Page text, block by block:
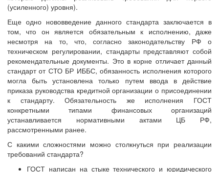
(усиленного) уровня).
Еще одно нововведение данного стандарта заключается в
том, что он является обязательным к исполнению, даже
несмотря на то, что, согласно законодательству РФ о
техническом регулировании, стандарты представляют собой
рекомендательные документы. Это в корне отличает данный
стандарт от СТО БР ИББС, обязанность исполнения которого
могла быть установлена только путем ввода в действие
приказа руководства кредитной организации о присоединении
к стандарту. Обязательность же исполнения ГОСТ
конкретными типами финансовых организаций
устанавливается нормативными актами ЦБ РФ,
рассмотренными ранее.
С какими сложностями можно столкнуться при реализации
требований стандарта?
ГОСТ написан на стыке технического и юридического